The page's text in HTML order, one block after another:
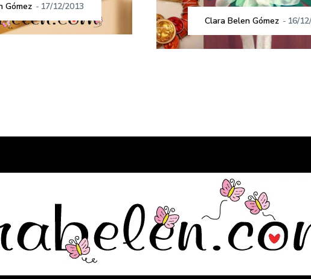
Gómez - 17/12/2013
Clara Belen Gómez - 16/